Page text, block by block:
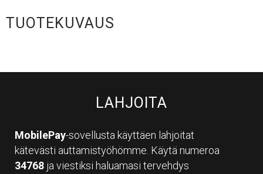
TUOTEKUVAUS
LAHJOITA
MobilePay-sovellusta käyttäen lahjoitat
kätevästi auttamistyöhömme. Käytä numeroa
34768 ja viestiksi haluamasi tervehdys